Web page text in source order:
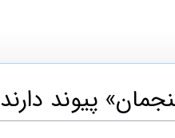
پیوند دارند